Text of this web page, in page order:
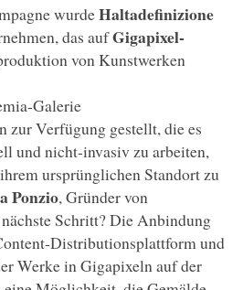
wurdeHaltadefinizione
das aufGigapixel-
von Kunstwerken
Galerie
zur Verfügung gestellt, die es
und nicht-invasiv zu arbeiten,
ursprünglichen Standort zu
Ponzio, Gründer von
Schritt? Die Anbindung
Distributionsplattform und
Werke in Gigapixeln auf der